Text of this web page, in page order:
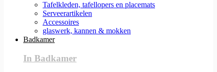
Tafelkleden, tafellopers en placemats
Serveerartikelen
Accessoires
glaswerk, kannen & mokken
Badkamer
In Badkamer